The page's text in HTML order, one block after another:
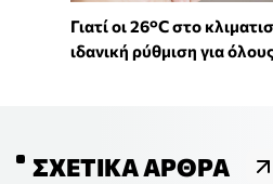
Γιατί οι 26°C στο
ιδανική ρύθμιση για όλους
ΣΧΕΤΙΚΆ ΆΡΘΡΑ